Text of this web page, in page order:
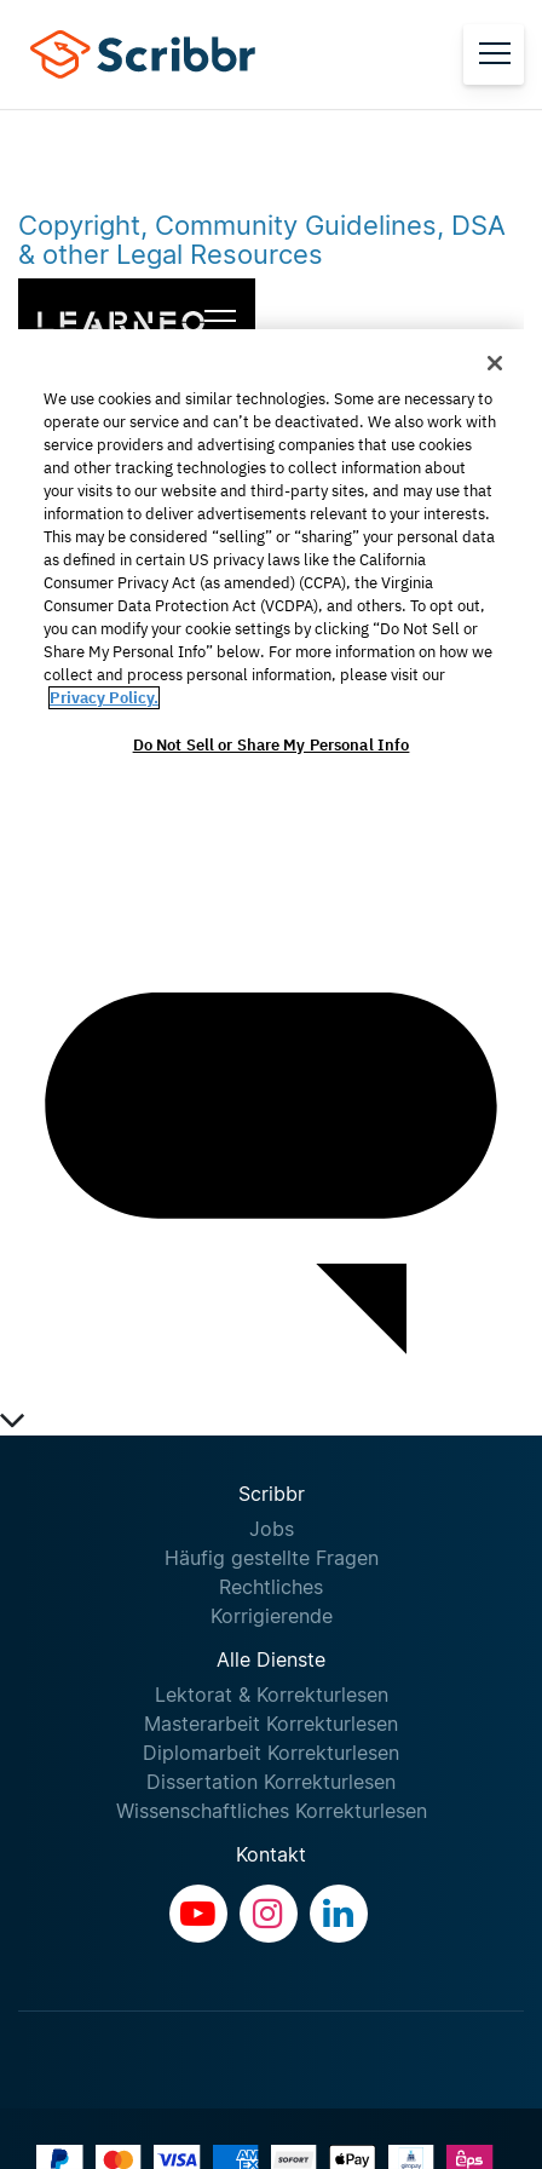
Copyright, Community Guidelines, DSA
& other Legal Resources
Scribbr
Jobs
Häufig gestellte Fragen
Rechtliches
Korrigierende
Alle Dienste
Lektorat & Korrekturlesen
Masterarbeit Korrekturlesen
Diplomarbeit Korrekturlesen
Dissertation Korrekturlesen
Wissenschaftliches Korrekturlesen
Kontakt